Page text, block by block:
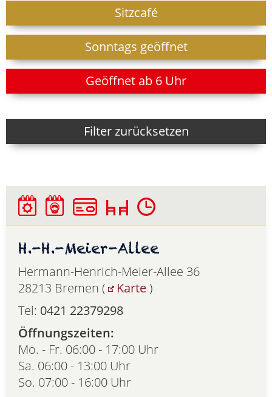
Sitzcafé
Sonntags geöffnet
Geöffnet ab 6 Uhr
Filter zurücksetzen
H.-H.-Meier-Allee
Hermann-Henrich-Meier-Allee 36
28213 Bremen (
Karte )
Tel: 0421 22379298
Öffnungszeiten:
Mo. - Fr. 06:00 - 17:00 Uhr
Sa. 06:00 - 13:00 Uhr
So. 07:00 - 16:00 Uhr